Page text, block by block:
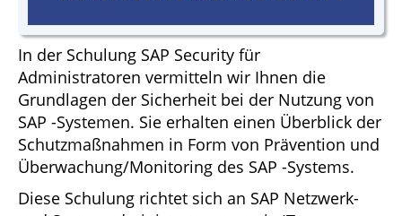
In der Schulung SAP Security für
Administratoren vermitteln wir Ihnen die
Grundlagen der Sicherheit bei der Nutzung von
SAP -Systemen. Sie erhalten einen Überblick der
Schutzmaßnahmen in Form von Prävention und
Überwachung/Monitoring des SAP -Systems.
Diese Schulung richtet sich an SAP Netzwerk-